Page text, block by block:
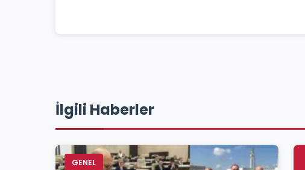
İlgili Haberler
GENEL